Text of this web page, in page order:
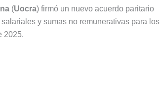
(Uocra) firmó un nuevo acuerdo paritario
y sumas no remunerativas para los
2025.